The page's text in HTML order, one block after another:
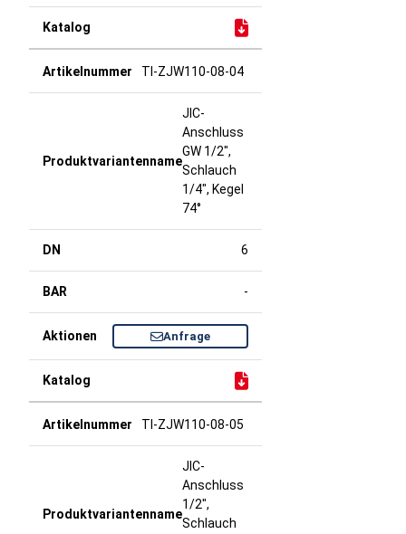
TI-ZJW110-08-04
JIC-
Anschluss
GW 1/2",
Schlauch
1/4", Kegel
74°
6
-
Anfrage
TI-ZJW110-08-05
JIC-
Anschluss
1/2",
Schlauch